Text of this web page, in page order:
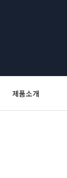
제품소개